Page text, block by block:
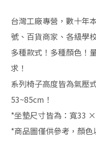
台灣工廠專營，數十年
號、百貨商家、各級學
多種款式！多種顏色！
求！
系列椅子高度皆為氣壓
53~85cm！
*坐墊尺寸皆為：寬33
*商品圖僅供參考，顏